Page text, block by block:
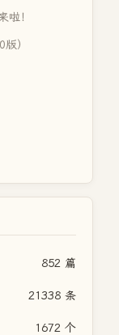
啦！
）
852 篇
21338 条
1672 个